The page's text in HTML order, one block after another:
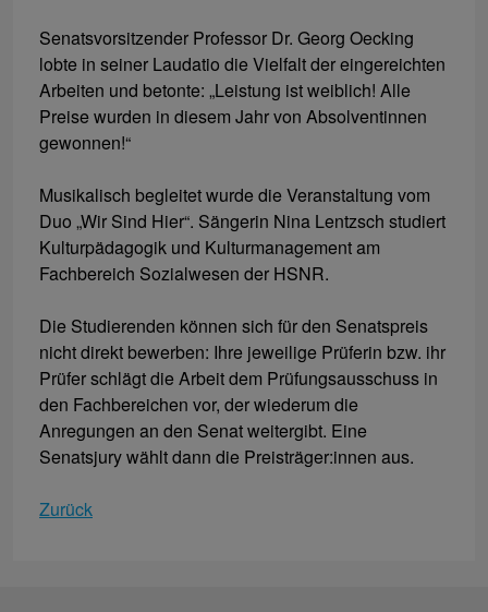
Senatsvorsitzender Professor Dr. Georg Oecking
lobte in seiner Laudatio die Vielfalt der eingereichten
Arbeiten und betonte: „Leistung ist weiblich! Alle
Preise wurden in diesem Jahr von Absolventinnen
gewonnen!“
Musikalisch begleitet wurde die Veranstaltung vom
Duo „Wir Sind Hier“. Sängerin Nina Lentzsch studiert
Kulturpädagogik und Kulturmanagement am
Fachbereich Sozialwesen der HSNR.
Die Studierenden können sich für den Senatspreis
nicht direkt bewerben: Ihre jeweilige Prüferin bzw. ihr
Prüfer schlägt die Arbeit dem Prüfungsausschuss in
den Fachbereichen vor, der wiederum die
Anregungen an den Senat weitergibt. Eine
Senatsjury wählt dann die Preisträger:innen aus.
Zurück